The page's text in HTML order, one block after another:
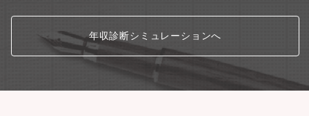
年収診断シミュレーションへ